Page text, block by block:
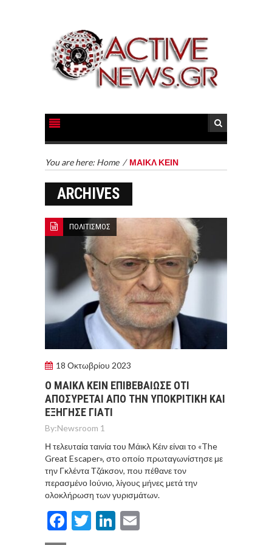
You are here: Home / ΜΑΙΚΛ ΚΕΙΝ
ARCHIVES
ΠΟΛΙΤΙΣΜΟΣ
18 Οκτωβρίου 2023
Ο ΜΑΙΚΛ ΚΕΙΝ ΕΠΙΒΕΒΑΙΩΣΕ ΟΤΙ
ΑΠΟΣΥΡΕΤΑΙ ΑΠΟ ΤΗΝ ΥΠΟΚΡΙΤΙΚΗ ΚΑΙ
ΕΞΗΓΗΣΕ ΓΙΑΤΙ
By:Newsroom 1
Η τελευταία ταινία του Μάικλ Κέιν είναι το «The
Great Escaper», στο οποίο πρωταγωνίστησε με
την Γκλέντα Τζάκσον, που πέθανε τον
περασμένο Ιούνιο, λίγους μήνες μετά την
ολοκλήρωση των γυρισμάτων.
Facebook
TwitterLinkedIn